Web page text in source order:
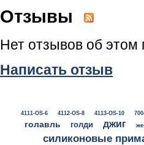
Отзывы
Нет отзывов об этом
Написать отзыв
4111-OS-6 4112-OS-8 4113-OS-10
голавль голди джиг
силиконовые